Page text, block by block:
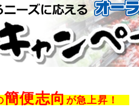
簡便志向が急上昇！